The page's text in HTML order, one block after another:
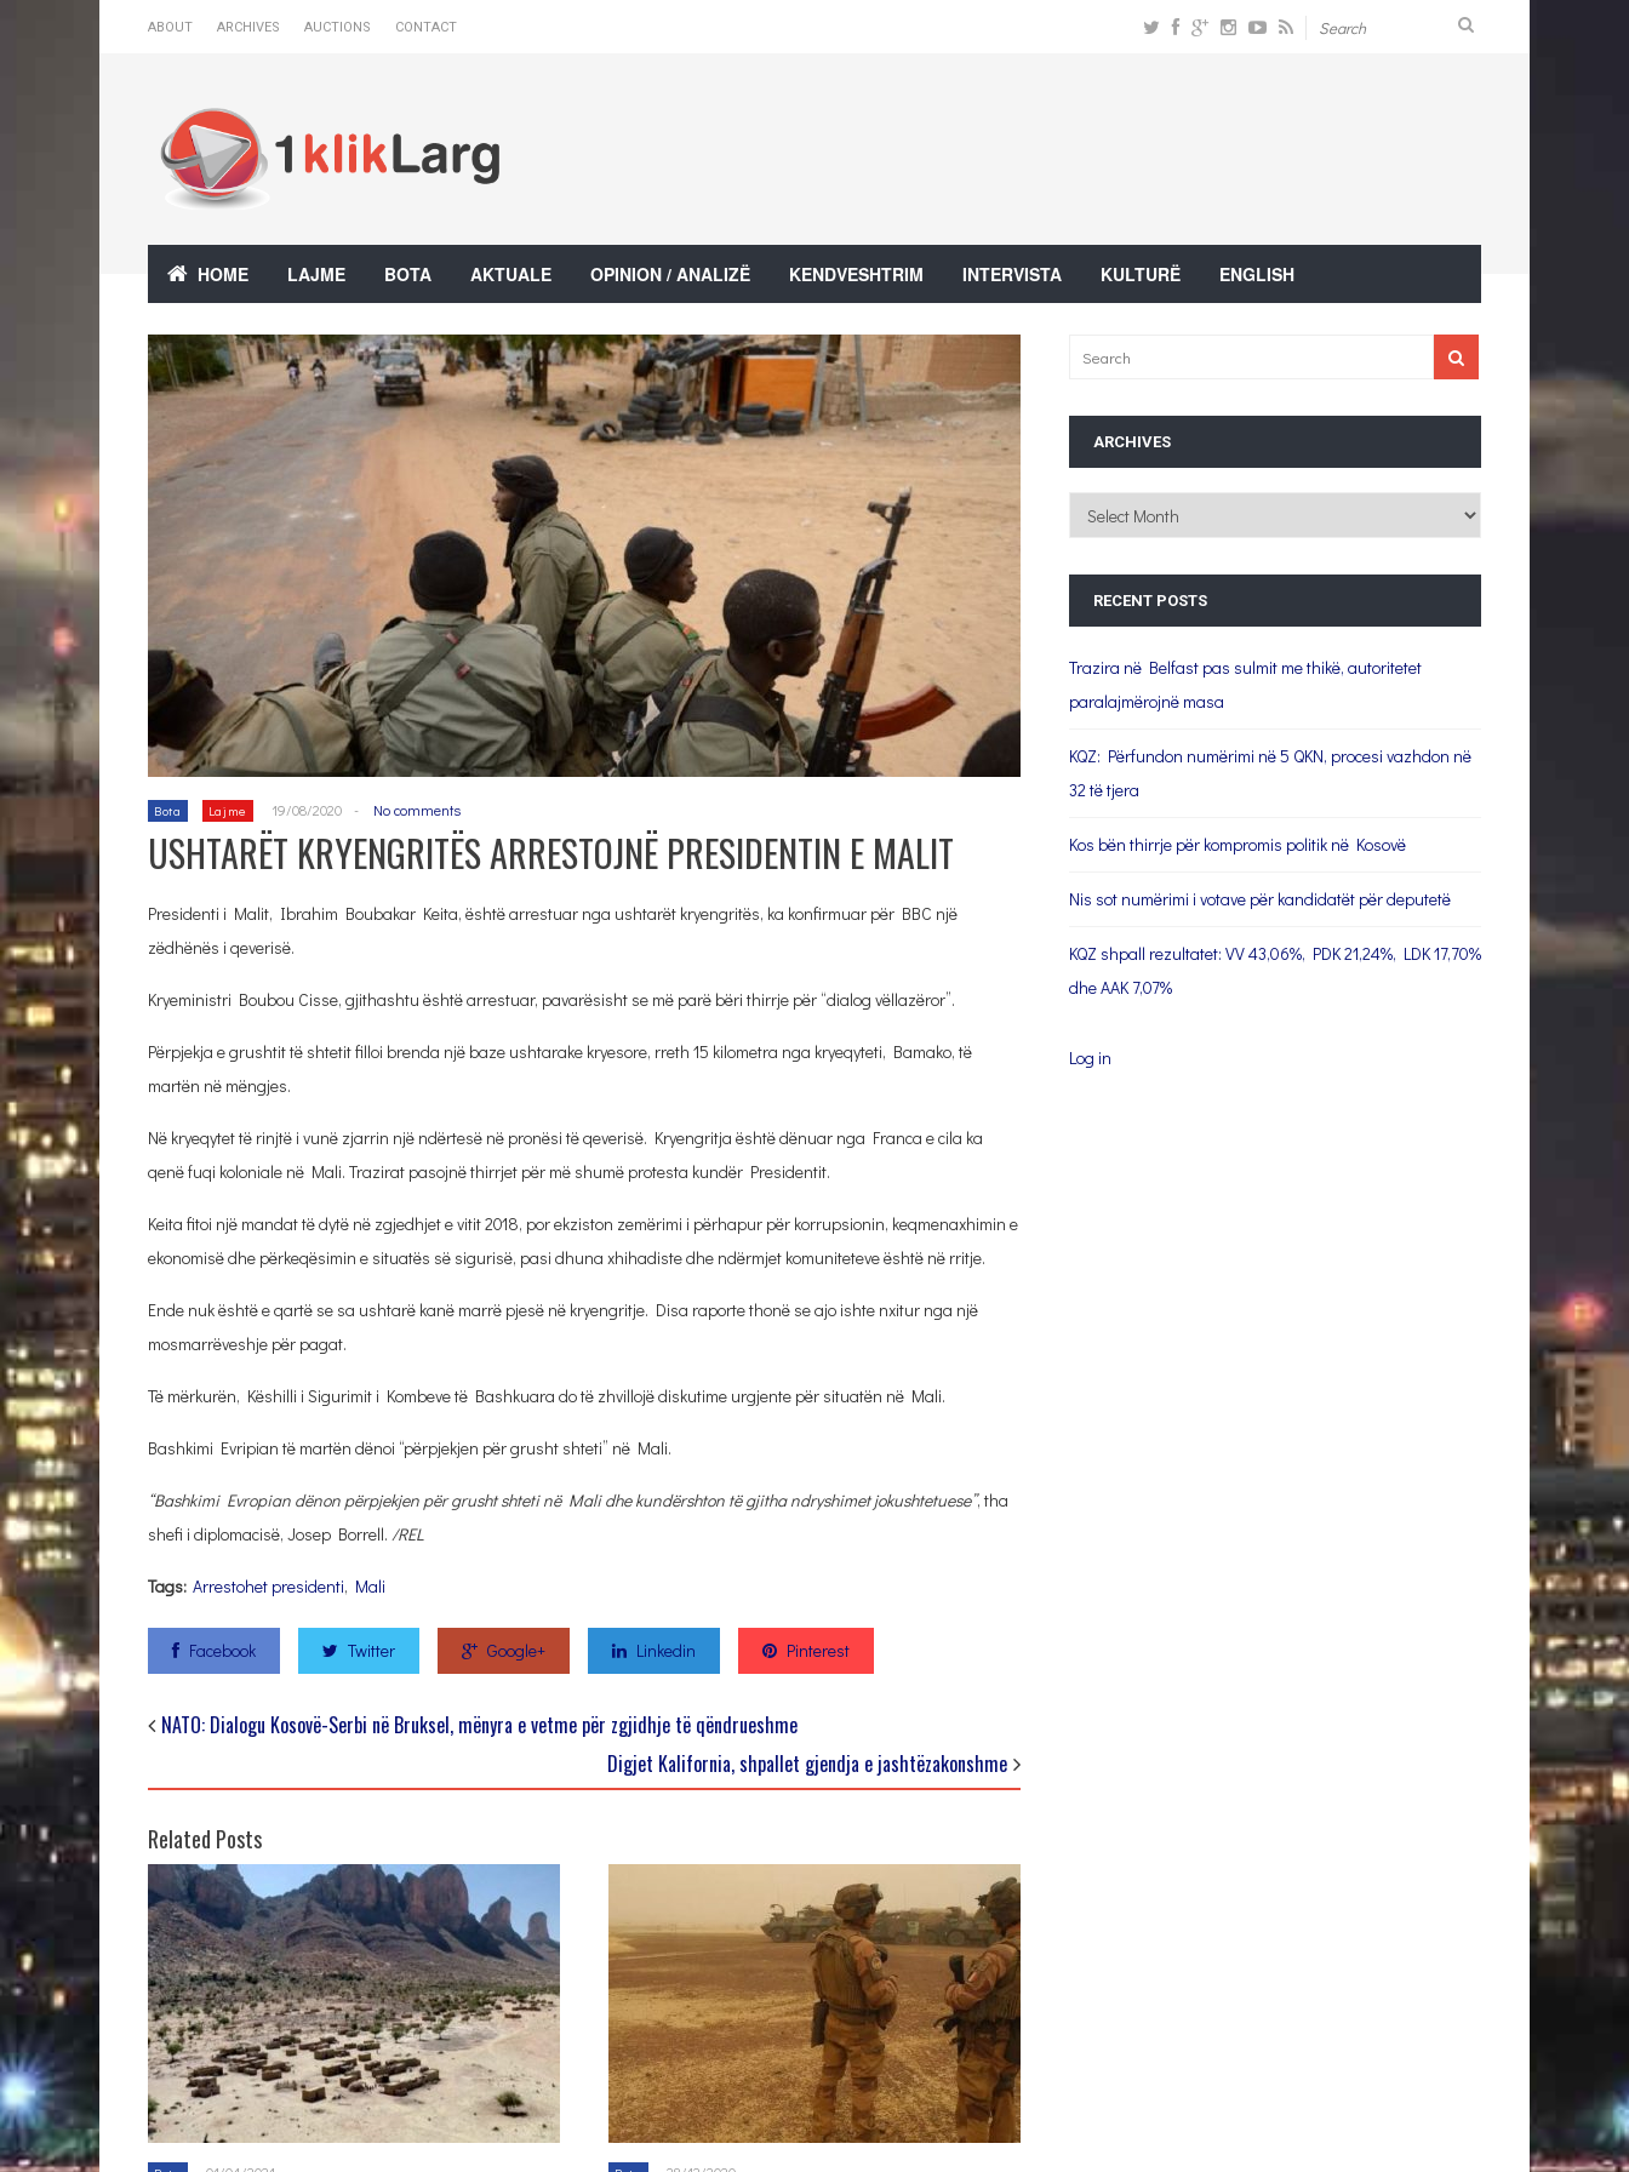
ABOUT ARCHIVES AUCTIONS CONTACT
HOME LAJME BOTA AKTUALE OPINION / ANALIZË KENDVESHTRIM INTERVISTA KULTURË ENGLISH
Bota Lajme 19/08/2020 - No comments
USHTARËT KRYENGRITËS ARRESTOJNË PRESIDENTIN E MALIT
Presidenti i Malit, Ibrahim Boubakar Keita, është arrestuar nga ushtarët kryengritës, ka konfirmuar për BBC një
zëdhënës i qeverisë.
Kryeministri Boubou Cisse, gjithashtu është arrestuar, pavarësisht se më parë bëri thirrje për “dialog vëllazëror”.
Përpjekja e grushtit të shtetit filloi brenda një baze ushtarake kryesore, rreth 15 kilometra nga kryeqyteti, Bamako, të
martën në mëngjes.
Në kryeqytet të rinjtë i vunë zjarrin një ndërtesë në pronësi të qeverisë. Kryengritja është dënuar nga Franca e cila ka
qenë fuqi koloniale në Mali. Trazirat pasojnë thirrjet për më shumë protesta kundër Presidentit.
Keita fitoi një mandat të dytë në zgjedhjet e vitit 2018, por ekziston zemërimi i përhapur për korrupsionin, keqmenaxhimin e
ekonomisë dhe përkeqësimin e situatës së sigurisë, pasi dhuna xhihadiste dhe ndërmjet komuniteteve është në rritje.
Ende nuk është e qartë se sa ushtarë kanë marrë pjesë në kryengritje. Disa raporte thonë se ajo ishte nxitur nga një
mosmarrëveshje për pagat.
Të mërkurën, Këshilli i Sigurimit i Kombeve të Bashkuara do të zhvillojë diskutime urgjente për situatën në Mali.
Bashkimi Evripian të martën dënoi “përpjekjen për grusht shteti” në Mali.
“Bashkimi Evropian dënon përpjekjen për grusht shteti në Mali dhe kundërshton të gjitha ndryshimet jokushtetuese”, tha
shefi i diplomacisë, Josep Borrell. /REL
Tags: Arrestohet presidenti, Mali
Facebook Twitter Google+ Linkedin Pinterest
NATO: Dialogu Kosovë-Serbi në Bruksel, mënyra e vetme për zgjidhje të qëndrueshme
Digjet Kalifornia, shpallet gjendja e jashtëzakonshme
Related Posts
ARCHIVES
Archives
RECENT POSTS
Trazira në Belfast pas sulmit me thikë, autoritetet
paralajmërojnë masa
KQZ: Përfundon numërimi në 5 QKN, procesi vazhdon në
32 të tjera
Kos bën thirrje për kompromis politik në Kosovë
Nis sot numërimi i votave për kandidatët për deputetë
KQZ shpall rezultatet: VV 43,06%, PDK 21,24%, LDK 17,70%
dhe AAK 7,07%
Log in